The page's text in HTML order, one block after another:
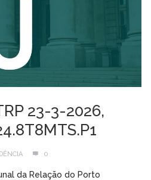
23-3-2026,
0
da Relação do Porto